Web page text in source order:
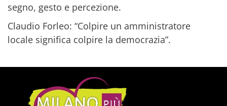
segno, gesto e percezione.
Claudio Forleo: “Colpire un amministratore
locale significa colpire la democrazia”.